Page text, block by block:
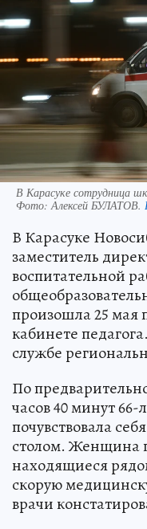
В Карасуке сотрудница
Фото:Алексей БУЛАТОВ.
В Карасуке
заместитель
воспитательной
произошла 25 мая
кабинете
службе
По
часов 40 минут
почувствовала
столом. Женщина
находящиеся
скорую
врачи